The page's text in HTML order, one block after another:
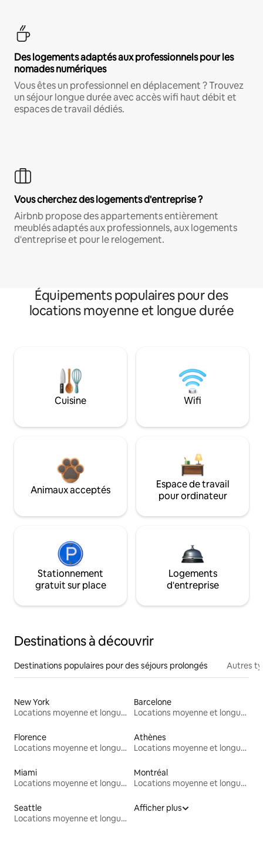
Des logements adaptés aux professionnels pour les
nomades numériques
Vous êtes un professionnel en déplacement ? Trouvez
un séjour longue durée avec accès wifi haut débit et
espaces de travail dédiés.
Vous cherchez des logements d'entreprise ?
Airbnb propose des appartements entièrement
meublés adaptés aux professionnels, aux logements
d'entreprise et pour le relogement.
Équipements populaires pour des
locations moyenne et longue durée
Cuisine Wifi
Animaux acceptés
Espace de travail
pour ordinateur
Stationnement
gratuit sur place
Logements
d'entreprise
Destinations à découvrir
Destinations populaires pour des séjours prolongés Autres
New York
Locations moyenne et longue durée
Barcelone
Locations moyenne et longue durée
Florence
Locations moyenne et longue durée
Athènes
Locations moyenne et longue durée
Miami
Locations moyenne et longue durée
Montréal
Locations moyenne et longue durée
Seattle
Locations moyenne et longue durée
Afficher plus